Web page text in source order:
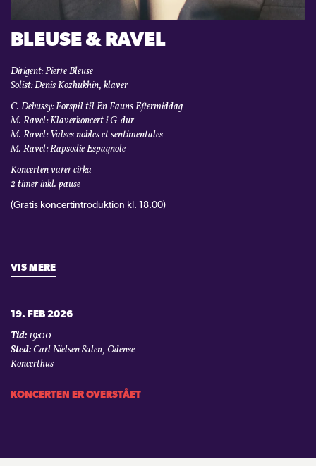
BLEUSE & RAVEL
Dirigent: Pierre Bleuse
Solist: Denis Kozhukhin, klaver
C. Debussy: Forspil til En Fauns Eftermiddag
M. Ravel: Klaverkoncert i G-dur
M. Ravel: Valses nobles et sentimentales
M. Ravel: Rapsodie Espagnole
Koncerten varer cirka
2 timer inkl. pause
(Gratis koncertintroduktion kl. 18.00)
VIS MERE
19. FEB 2026
Tid:19:00
Sted:Carl Nielsen Salen, Odense
Koncerthus
KONCERTEN ER OVERSTÅET